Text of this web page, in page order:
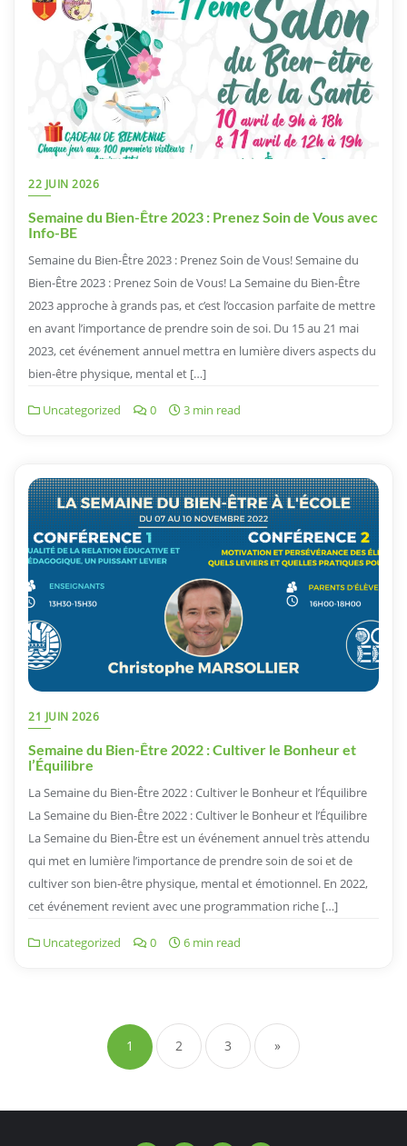
22 JUIN 2026
Semaine du Bien-Être 2023 : Prenez Soin de Vous avec
Info-BE
Semaine du Bien-Être 2023 : Prenez Soin de Vous! Semaine du
Bien-Être 2023 : Prenez Soin de Vous! La Semaine du Bien-Être
2023 approche à grands pas, et c’est l’occasion parfaite de mettre
en avant l’importance de prendre soin de soi. Du 15 au 21 mai
2023, cet événement annuel mettra en lumière divers aspects du
bien-être physique, mental et […]
Uncategorized 0 3 min read
21 JUIN 2026
Semaine du Bien-Être 2022 : Cultiver le Bonheur et
l’Équilibre
La Semaine du Bien-Être 2022 : Cultiver le Bonheur et l’Équilibre
La Semaine du Bien-Être 2022 : Cultiver le Bonheur et l’Équilibre
La Semaine du Bien-Être est un événement annuel très attendu
qui met en lumière l’importance de prendre soin de soi et de
cultiver son bien-être physique, mental et émotionnel. En 2022,
cet événement revient avec une programmation riche […]
Uncategorized 0 6 min read
des
articles
1 2 3 »